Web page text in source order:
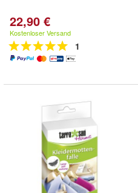
22,90 €
Kostenloser Versand
1